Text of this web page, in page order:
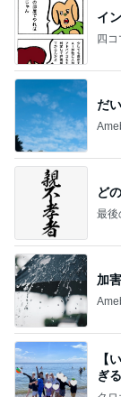
イ
四
だ
ど
最後
加
【
ぎ